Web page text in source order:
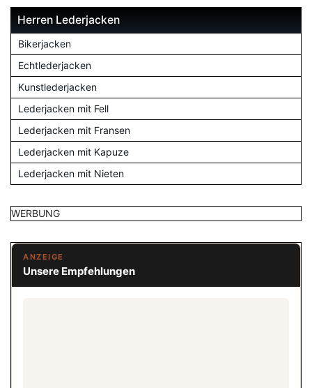
Herren Lederjacken
Bikerjacken
Echtlederjacken
Kunstlederjacken
Lederjacken mit Fell
Lederjacken mit Fransen
Lederjacken mit Kapuze
Lederjacken mit Nieten
WERBUNG
ANZEIGE
Unsere Empfehlungen